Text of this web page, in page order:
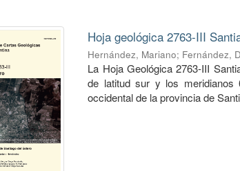
Hoja geológica 2763-III
Hernández, Mariano; Fernández,
La Hoja Geológica 2763-III
de latitud sur y los meridianos
occidental de la provincia de